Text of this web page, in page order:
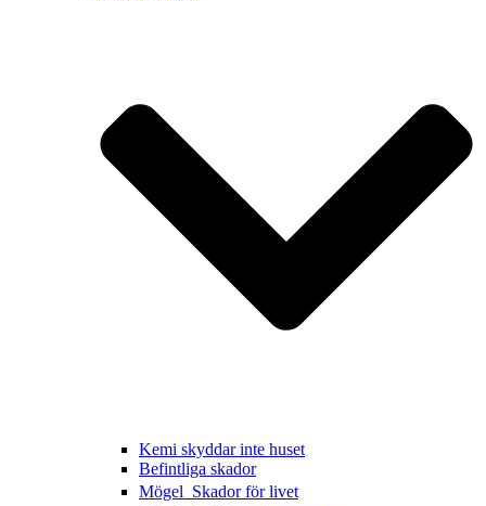
Kemi skyddar inte huset
Befintliga skador
Mögel  Skador för livet